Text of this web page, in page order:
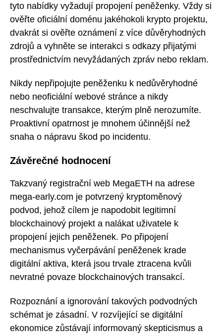
tyto nabídky vyžadují propojení peněženky. Vždy si
ověřte oficiální doménu jakéhokoli krypto projektu,
dvakrát si ověřte oznámení z více důvěryhodných
zdrojů a vyhněte se interakci s odkazy přijatými
prostřednictvím nevyžádaných zpráv nebo reklam.
Nikdy nepřipojujte peněženku k nedůvěryhodné
nebo neoficiální webové stránce a nikdy
neschvalujte transakce, kterým plně nerozumíte.
Proaktivní opatrnost je mnohem účinnější než
snaha o nápravu škod po incidentu.
Závěrečné hodnocení
Takzvaný registrační web MegaETH na adrese
mega-early.com je potvrzený kryptoměnový
podvod, jehož cílem je napodobit legitimní
blockchainový projekt a nalákat uživatele k
propojení jejich peněženek. Po připojení
mechanismus vyčerpávání peněženek krade
digitální aktiva, která jsou trvale ztracena kvůli
nevratné povaze blockchainových transakcí.
Rozpoznání a ignorování takových podvodných
schémat je zásadní. V rozvíjející se digitální
ekonomice zůstávají informovaný skepticismus a